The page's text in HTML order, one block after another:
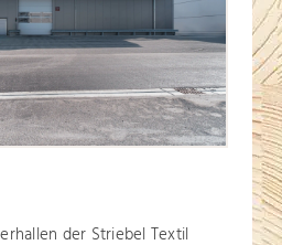
der Striebel Textil